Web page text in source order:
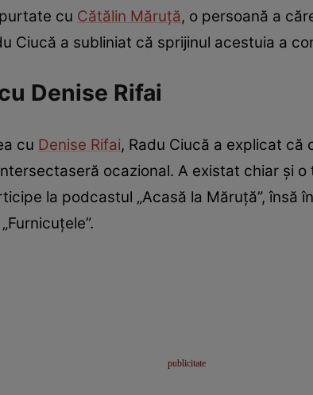
cu Cătălin Măruță, o persoană a
Ciucă a subliniat că sprijinul acestuia a
Denise Rifai
cu Denise Rifai, Radu Ciucă a explicat că
ocazional. A existat chiar și
la podcastul „Acasă la Măruță”, însă